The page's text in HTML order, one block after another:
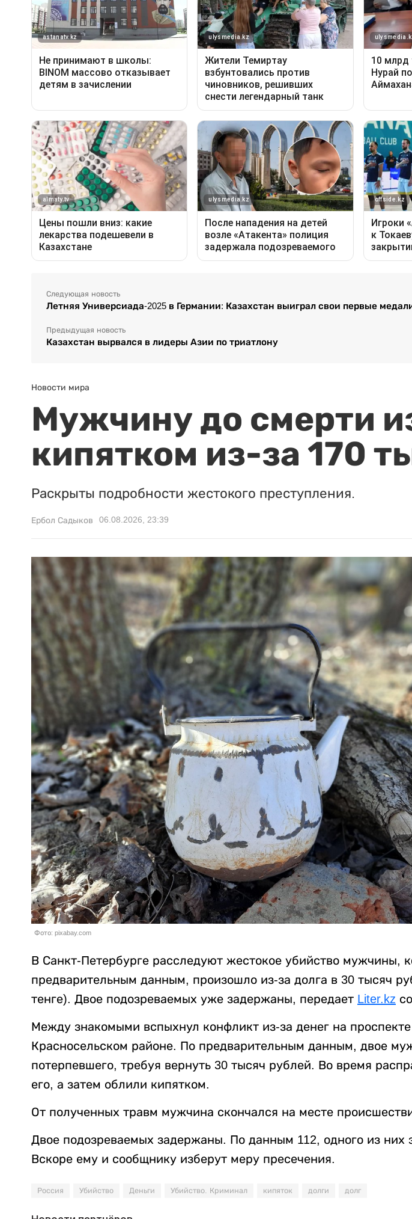
Следующая новость
Летняя Универсиада-2025 в Германии: Казахстан выиграл свои первые
Предыдущая новость
Казахстан вырвался в лидеры Азии по триатлону
Новости мира
Мужчину до смерти
кипятком из-за 170
Раскрыты подробности жестокого преступления.
Ербол Садыков 06.08.2026, 23:39
Фото: pixabay.com
В Санкт-Петербурге расследуют жестокое убийство мужчины,
предварительным данным, произошло из-за долга в 30 тысяч
тенге). Двое подозреваемых уже задержаны, передает Liter.kz
Между знакомыми вспыхнул конфликт из-за денег на
Красносельском районе. По предварительным данным, двое
потерпевшего, требуя вернуть 30 тысяч рублей. Во время
его, а затем облили кипятком.
От полученных травм мужчина скончался на месте
Двое подозреваемых задержаны. По данным 112, одного из них
Вскоре ему и сообщнику изберут меру пресечения.
Россия Убийство Деньги Убийство. Криминал кипяток долги долг